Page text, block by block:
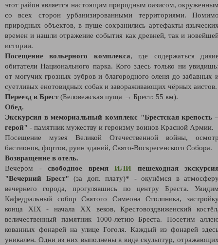
этот район является настоящим природным оазисом,
со всех сторон урбанизированными территориями.
природных объектов, в пуще сохранились артефакты
времен и нашли отражение события как древней, так и
истории.
Посещение вольерного комплекса, где содержаться
обитатели Национального парка. Кого здесь только ни
от могучих грозных зубров и благородного оленя до забавных
суетливых енотовидных собак и завораживающих чёрных аистов.
Переезд в Брест(Беловежская пуща → Брест: 55 км).
Обед.
Экскурсия в мемориальный комплекс "Брестская крепость
герой" - памятник мужеству и героизму воинов Красной Армии.
Посещение музея Великой Отечественной войны,
бастионов, фортов, руин зданий, Свято-Воскресенского Собора.
Возвращение в отель.
Вечером - свободное время ИЛИ пешеходная
"Вечерний Брест" (за доп. плату)* - окунёмся в
вечернего города, прогулявшись по центру Бреста.
Кафедральный собор Святого Симеона Столпника,
конца XIX - начала XX веков, Крестовоздвиженский
величественный памятник 1000-летию Бреста. Посетим
кованных фонарей на улице Гоголя. Каждый из фонарей
уникален. Одни из них выполнены в виде скульптур,